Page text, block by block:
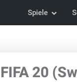
Spiele
FIFA 20